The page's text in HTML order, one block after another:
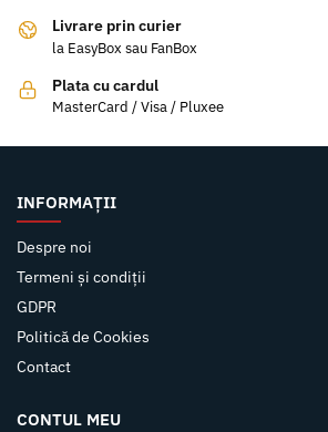
Livrare prin curier
la EasyBox sau FanBox
Plata cu cardul
MasterCard / Visa / Pluxee
INFORMAȚII
Despre noi
Termeni și condiții
GDPR
Politică de Cookies
Contact
CONTUL MEU